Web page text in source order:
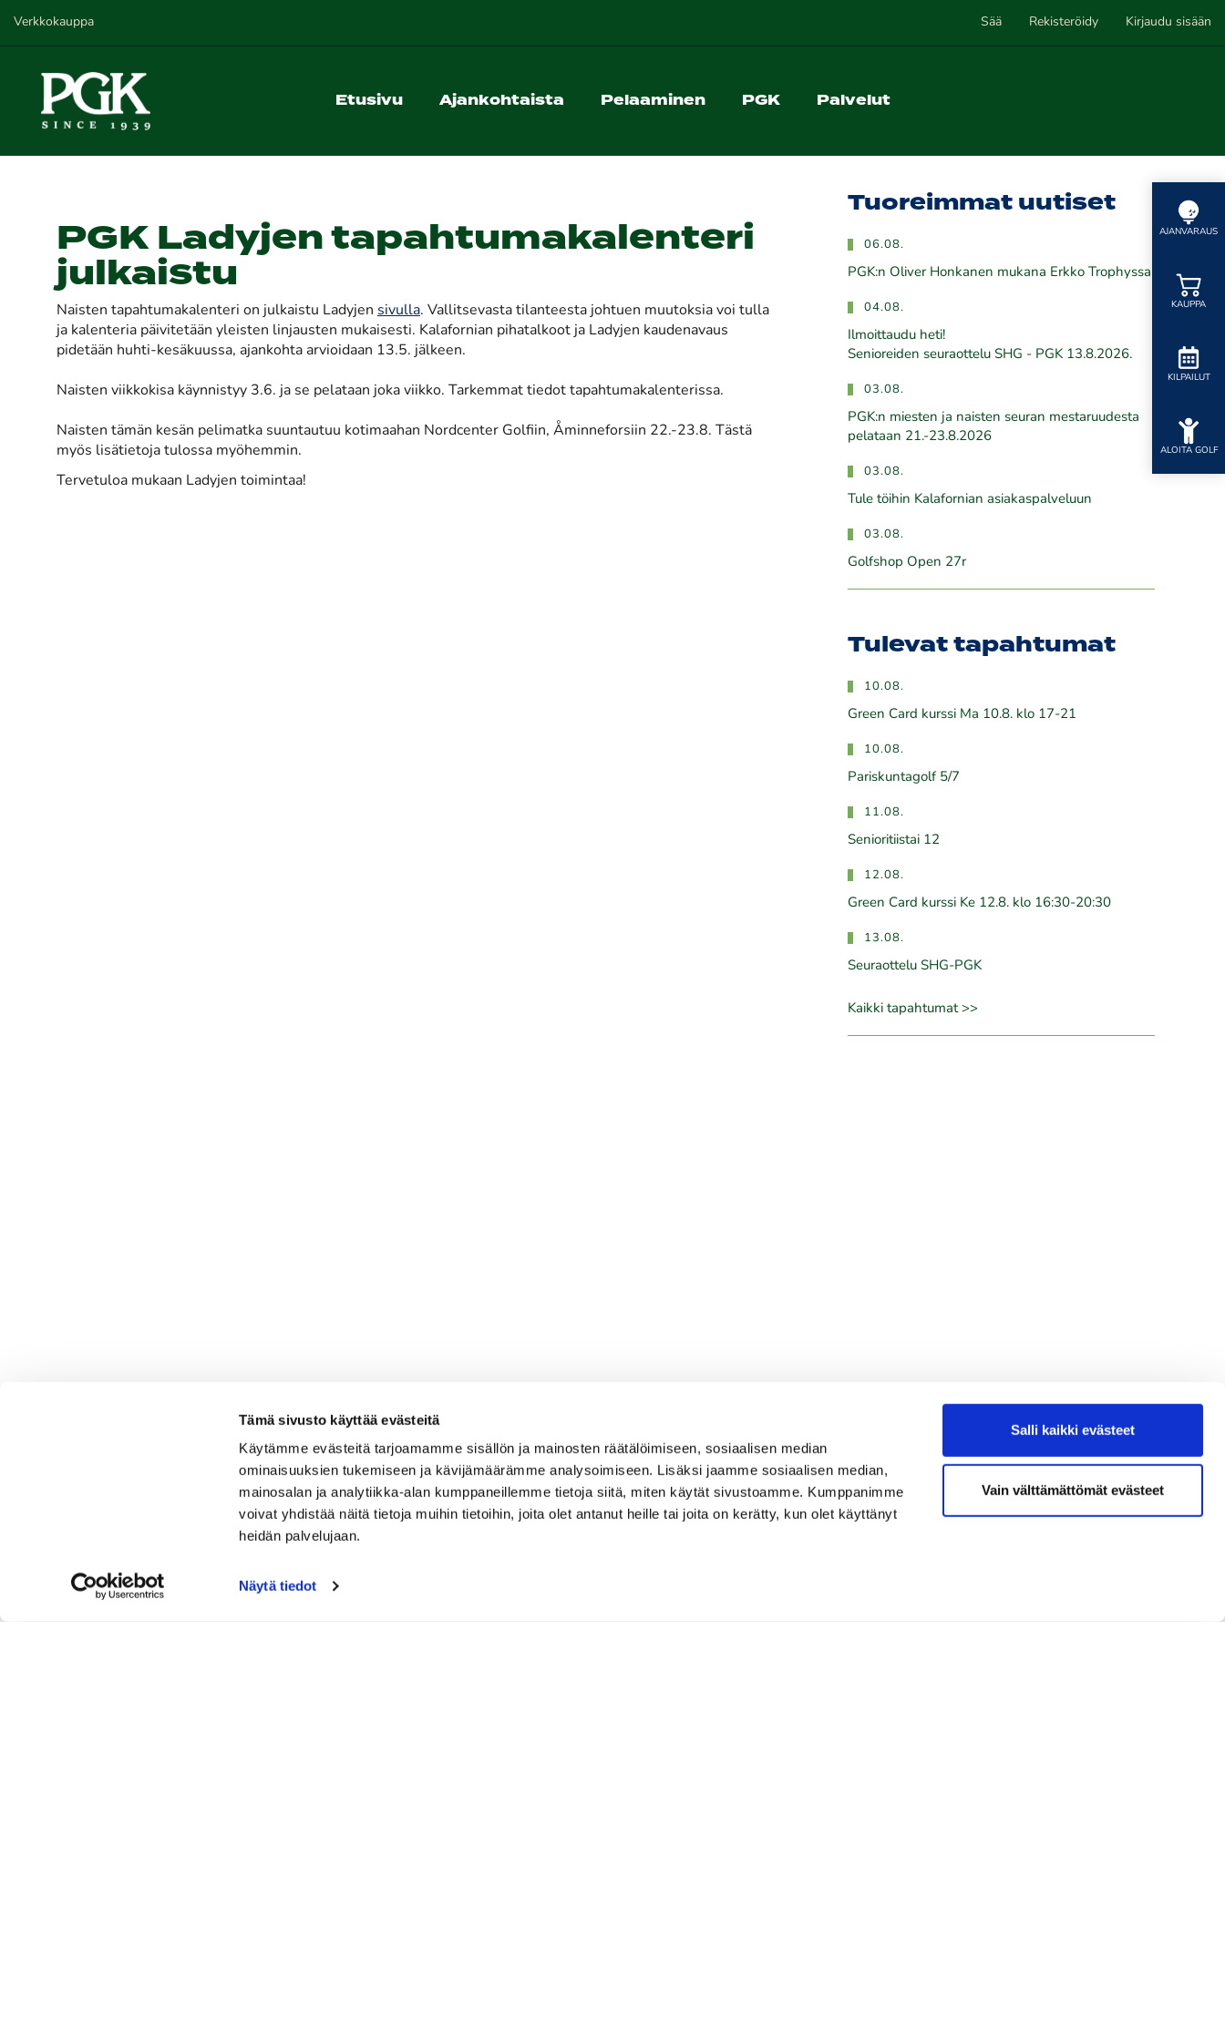
Tämä sivusto käyttää evästeitä
Käytämme evästeitä tarjoamamme sisällön ja mainosten räätälöimiseen, sosiaalisen median
ominaisuuksien tukemiseen ja kävijämäärämme analysoimiseen. Lisäksi jaamme sosiaalisen median,
mainosalan ja analytiikka-alan kumppaneillemme tietoja siitä, miten käytät sivustoamme. Kumppanimme
voivat yhdistää näitä tietoja muihin tietoihin, joita olet antanut heille tai joita on kerätty, kun olet käyttänyt
heidän palvelujaan.
Näytä tiedot
Salli kaikki evästeet
Vain välttämättömät evästeet
Verkkokauppa Sää Rekisteröidy Kirjaudu sisään
Etusivu Ajankohtaista Pelaaminen PGK Palvelut
AJANVARAUS
KAUPPA
KILPAILUT
ALOITA GOLF
PGK Ladyjen tapahtumakalenteri
julkaistu
Naisten tapahtumakalenteri on julkaistu Ladyjen sivulla. Vallitsevasta tilanteesta johtuen muutoksia voi tulla
ja kalenteria päivitetään yleisten linjausten mukaisesti. Kalafornian pihatalkoot ja Ladyjen kaudenavaus
pidetään huhti-kesäkuussa, ajankohta arvioidaan 13.5. jälkeen.
Naisten viikkokisa käynnistyy 3.6. ja se pelataan joka viikko. Tarkemmat tiedot tapahtumakalenterissa.
Naisten tämän kesän pelimatka suuntautuu kotimaahan Nordcenter Golfiin, Åminneforsiin 22.-23.8. Tästä
myös lisätietoja tulossa myöhemmin.
Tervetuloa mukaan Ladyjen toimintaa!
Tuoreimmat uutiset
06.08.
PGK:n Oliver Honkanen mukana Erkko Trophyssa
04.08.
Ilmoittaudu heti!
​​​​​​​Senioreiden seuraottelu SHG - PGK 13.8.2026.
03.08.
PGK:n miesten ja naisten seuran mestaruudesta
pelataan 21.-23.8.2026
03.08.
Tule töihin Kalafornian asiakaspalveluun
03.08.
Golfshop Open 27r
Tulevat tapahtumat
10.08.
Green Card kurssi Ma 10.8. klo 17-21
10.08.
Pariskuntagolf 5/7
11.08.
Senioritiistai 12
12.08.
Green Card kurssi Ke 12.8. klo 16:30-20:30
13.08.
Seuraottelu SHG-PGK
Kaikki tapahtumat >>